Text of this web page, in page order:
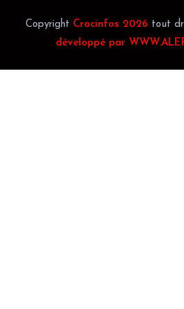
Copyright Crocinfos 2026 tout
développé par